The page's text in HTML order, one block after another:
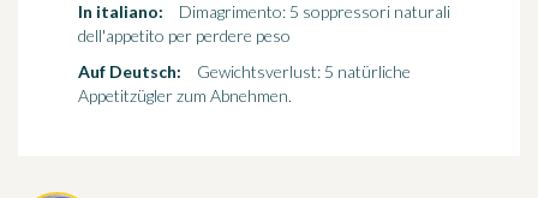
In italiano:
Dimagrimento: 5 soppressori naturali
dell'appetito per perdere peso
Auf Deutsch:
Gewichtsverlust: 5 natürliche
Appetitzügler zum Abnehmen.